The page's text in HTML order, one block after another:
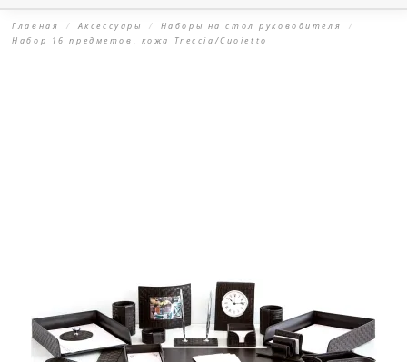
Главная Аксессуары
Наборы на стол руководителя
Набор 16 предметов, кожа Treccia/Сuoietto